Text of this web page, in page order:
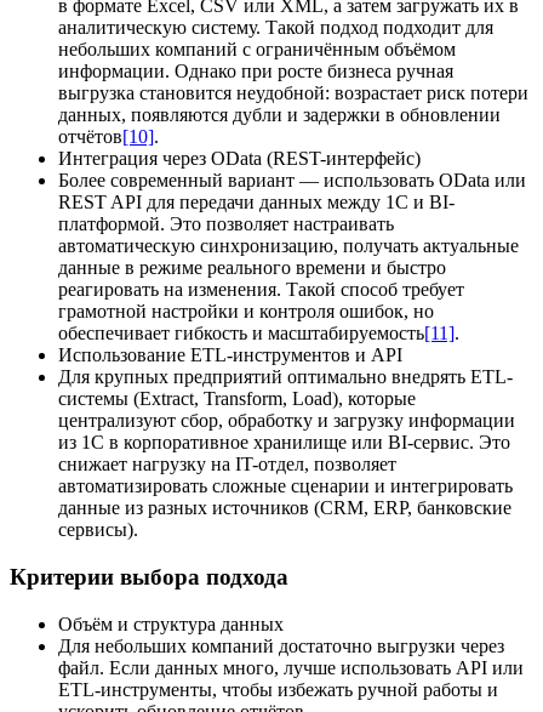
в формате Excel, CSV или XML, а затем загружать их в
аналитическую систему. Такой подход подходит для
небольших компаний с ограничённым объёмом
информации. Однако при росте бизнеса ручная
выгрузка становится неудобной: возрастает риск потери
данных, появляются дубли и задержки в обновлении
отчётов[10].
Интеграция через OData (REST-интерфейс)
Более современный вариант — использовать OData или
REST API для передачи данных между 1С и BI-
платформой. Это позволяет настраивать
автоматическую синхронизацию, получать актуальные
данные в режиме реального времени и быстро
реагировать на изменения. Такой способ требует
грамотной настройки и контроля ошибок, но
обеспечивает гибкость и масштабируемость[11].
Использование ETL-инструментов и API
Для крупных предприятий оптимально внедрять ETL-
системы (Extract, Transform, Load), которые
централизуют сбор, обработку и загрузку информации
из 1С в корпоративное хранилище или BI-сервис. Это
снижает нагрузку на IT-отдел, позволяет
автоматизировать сложные сценарии и интегрировать
данные из разных источников (CRM, ERP, банковские
сервисы).
Критерии выбора подхода
Объём и структура данных
Для небольших компаний достаточно выгрузки через
файл. Если данных много, лучше использовать API или
ETL-инструменты, чтобы избежать ручной работы и